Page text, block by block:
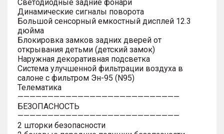
Светодиодные задние фонари
Динамические сигналы поворота
Большой сенсорный емкостный дисплей 12.3
дюйма
Блокировка замков задних дверей от
открывания детьми (детский замок)
Наружная декоративная подсветка
Система улучшенной фильтрации воздуха в
салоне с фильтром Эн-95 (N95)
Телематика
———————————————————————————
БЕЗОПАСНОСТЬ
———————————————————————————
2 шторки безопасности